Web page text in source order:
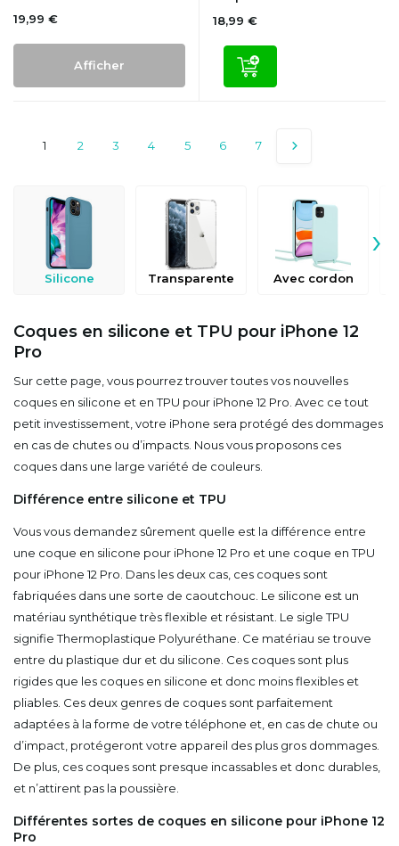
19,99 €
Afficher
18,99 €
1 2 3 4 5 6 7
Silicone Transparente Avec cordon
›
Coques en silicone et TPU pour iPhone 12
Pro
Sur cette page, vous pourrez trouver toutes vos nouvelles
coques en silicone et en TPU pour iPhone 12 Pro. Avec ce tout
petit investissement, votre iPhone sera protégé des dommages
en cas de chutes ou d’impacts. Nous vous proposons ces
coques dans une large variété de couleurs.
Différence entre silicone et TPU
Vous vous demandez sûrement quelle est la différence entre
une coque en silicone pour iPhone 12 Pro et une coque en TPU
pour iPhone 12 Pro. Dans les deux cas, ces coques sont
fabriquées dans une sorte de caoutchouc. Le silicone est un
matériau synthétique très flexible et résistant. Le sigle TPU
signifie Thermoplastique Polyuréthane. Ce matériau se trouve
entre du plastique dur et du silicone. Ces coques sont plus
rigides que les coques en silicone et donc moins flexibles et
pliables. Ces deux genres de coques sont parfaitement
adaptées à la forme de votre téléphone et, en cas de chute ou
d’impact, protégeront votre appareil des plus gros dommages.
De plus, ces coques sont presque incassables et donc durables,
et n’attirent pas la poussière.
Différentes sortes de coques en silicone pour iPhone 12
Pro